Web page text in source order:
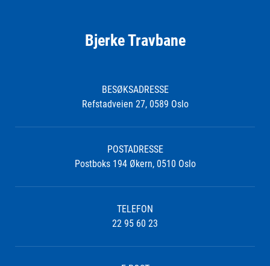
Bjerke Travbane
BESØKSADRESSE
Refstadveien 27, 0589 Oslo
POSTADRESSE
Postboks 194 Økern, 0510 Oslo
TELEFON
22 95 60 23